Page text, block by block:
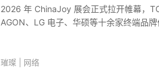
2026 年 ChinaJoy 展会正式拉开帷幕，
AGON、LG 电子、华硕等十余家终端品
璀璨 | 网络